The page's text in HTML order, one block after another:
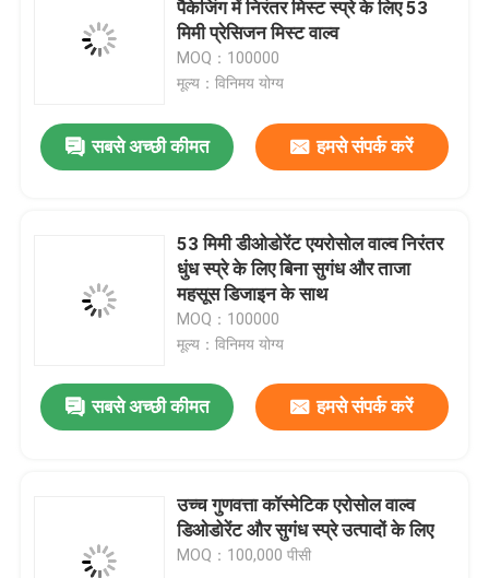
WD 40 स्नेहक वाल्व
मीटर्ड एरोसोल वाल्व
फोम क्लीनर स्प्रे वाल्व
वाल्व पर एरोसोल बैग
पैकेजिंग में निरंतर मिस्ट स्प्रे के लिए 53
मिमी प्रेसिजन मिस्ट वाल्व
MOQ：100000
मूल्य：विनिमय योग्य
सबसे अच्छी कीमत हमसे संपर्क करें
53 मिमी डीओडोरेंट एयरोसोल वाल्व निरंतर
धुंध स्प्रे के लिए बिना सुगंध और ताजा
महसूस डिजाइन के साथ
MOQ：100000
मूल्य：विनिमय योग्य
सबसे अच्छी कीमत हमसे संपर्क करें
उच्च गुणवत्ता कॉस्मेटिक एरोसोल वाल्व
डिओडोरेंट और सुगंध स्प्रे उत्पादों के लिए
MOQ：100,000 पीसी